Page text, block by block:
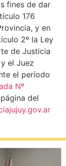
fines de dar
176
y en
2º la Ley
de Justicia
el Juez
el período
Nº
del